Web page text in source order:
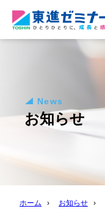
News
お知らせ
ホーム › お知らせ ›